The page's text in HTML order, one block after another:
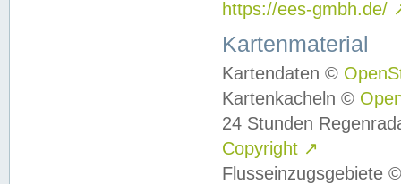
https://ees-gmbh.de/
Kartenmaterial
Kartendaten ©
Kartenkacheln ©
24 Stunden
Copyright ↗
Flusseinzugsgebiete